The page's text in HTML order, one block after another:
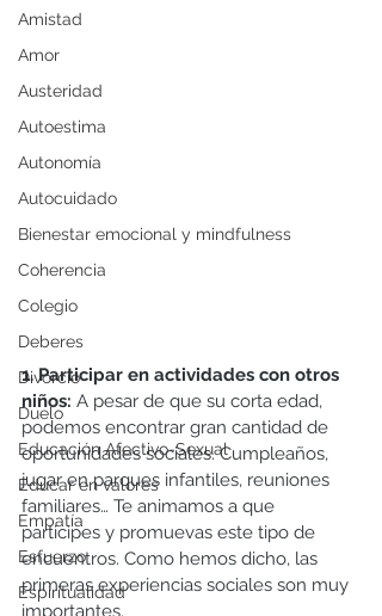
Amistad
Amor
Austeridad
Autoestima
Autonomía
Autocuidado
Bienestar emocional y mindfulness
Coherencia
Colegio
Deberes
Divorcio
Duelo
Educación Afectivo-Sexual
Educar en valores
Empatía
Esfuerzo
Espiritualidad
1. Participar en actividades con otros
niños: A pesar de que su corta edad,
podemos encontrar gran cantidad de
oportunidades sociales. Cumpleaños,
jugar en parques infantiles, reuniones
familiares… Te animamos a que
participes y promuevas este tipo de
encuentros. Como hemos dicho, las
primeras experiencias sociales son muy
importantes.